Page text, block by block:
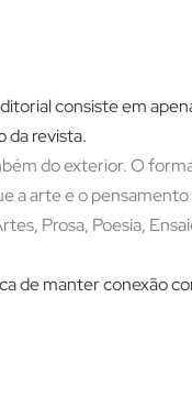
consiste em
da revista.
do exterior. O
a arte e o
Prosa, Poesia,
de manter conexão